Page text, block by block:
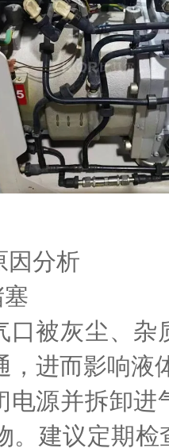
因分析
口被灰尘、杂
，进而影响液
电源并拆卸进
。建议定期